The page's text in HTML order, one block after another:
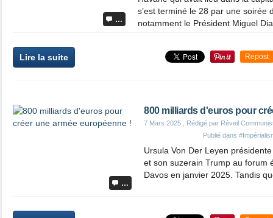
…
s’est terminé le 28 par une soirée
notamment le Président Miguel
Lire la suite Repost
…
800 milliards d'euros pour
7 Mars 2025 , Rédigé par Réveil
Publié dans
Ursula Von Der Leyen
et son suzerain Trump au forum
Davos en janvier 2025. Tandis